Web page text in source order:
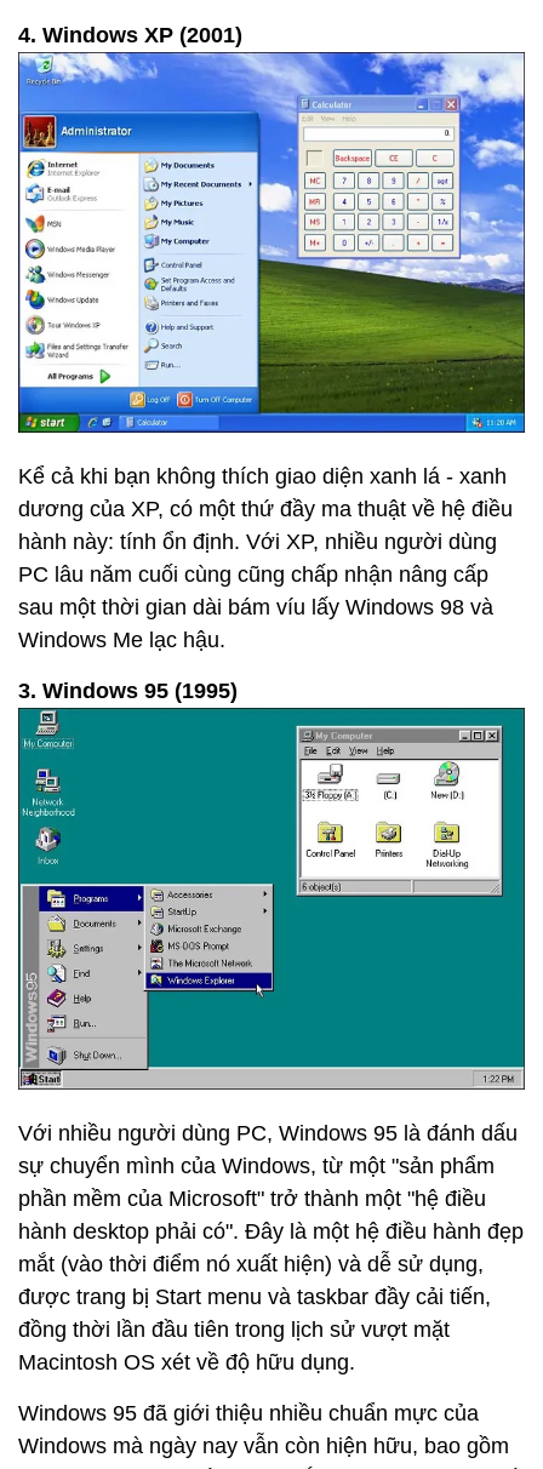
4. Windows XP (2001)
Kể cả khi bạn không thích giao diện xanh lá - xanh
dương của XP, có một thứ đầy ma thuật về hệ điều
hành này: tính ổn định. Với XP, nhiều người dùng
PC lâu năm cuối cùng cũng chấp nhận nâng cấp
sau một thời gian dài bám víu lấy Windows 98 và
Windows Me lạc hậu.
3. Windows 95 (1995)
Với nhiều người dùng PC, Windows 95 là đánh dấu
sự chuyển mình của Windows, từ một "sản phẩm
phần mềm của Microsoft" trở thành một "hệ điều
hành desktop phải có". Đây là một hệ điều hành đẹp
mắt (vào thời điểm nó xuất hiện) và dễ sử dụng,
được trang bị Start menu và taskbar đầy cải tiến,
đồng thời lần đầu tiên trong lịch sử vượt mặt
Macintosh OS xét về độ hữu dụng.
Windows 95 đã giới thiệu nhiều chuẩn mực của
Windows mà ngày nay vẫn còn hiện hữu, bao gồm